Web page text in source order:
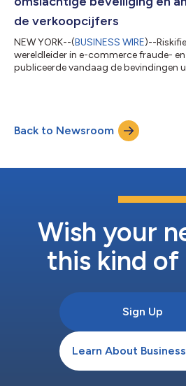
de verkoopcijfers
NEW YORK--(BUSINESS WIRE)--
wereldleider in e-commerce fraude-
publiceerde vandaag de bevindingen
aangestuurde reistools werden
onder meer dan 4.000 consumenten
het Verenigd Koninkrijk, China, Japan,
Back to Newsroom
Wish your
this kind of
Sign Up
Learn About